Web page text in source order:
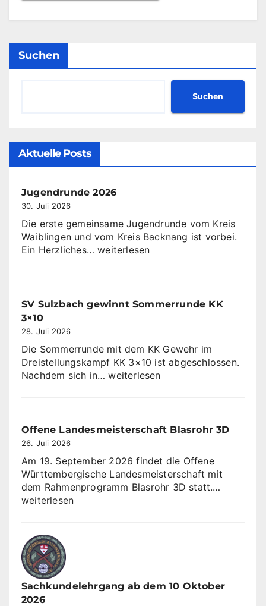
Suchen
Suchen
Aktuelle Posts
Jugendrunde 2026
30. Juli 2026
Die erste gemeinsame Jugendrunde vom Kreis
Waiblingen und vom Kreis Backnang ist vorbei.
Ein Herzliches…Jugendrunde
weiterlesen
SV Sulzbach gewinnt Sommerrunde KK
3×10
28. Juli 2026
Die Sommerrunde mit dem KK Gewehr im
Dreistellungskampf KK 3×10 ist abgeschlossen.
Nachdem sich in…SV
KK
weiterlesen
Offene Landesmeisterschaft Blasrohr 3D
26. Juli 2026
Am 19. September 2026 findet die Offene
Württembergische Landesmeisterschaft mit
dem Rahmenprogramm Blasrohr 3D statt.…
weiterlesen
Sachkundelehrgang ab dem 10 Oktober
2026